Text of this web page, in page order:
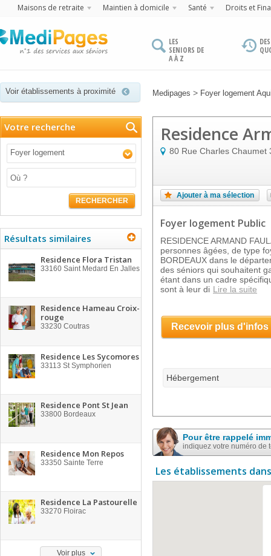
Maisons de retraite Maintien à domicile Santé Droits et
LES
SENIORS DE
A À Z
Voir établissements à proximité Medipages > Foyer logement
Votre recherche
Foyer logement
RECHERCHER
Résultats similaires
Residence Flora Tristan
33160 Saint Medard En Jalles
Residence Hameau Croix-
rouge
33230 Coutras
Residence Les Sycomores
33113 St Symphorien
Residence Pont St Jean
33800 Bordeaux
Residence Mon Repos
33350 Sainte Terre
Residence La Pastourelle
33270 Floirac
Voir plus
Residence
80 Rue Charles Chaumet
Ajouter à ma sélection
Foyer logement Public
RESIDENCE ARMAND
personnes âgées, de type
BORDEAUX dans le
des séniors qui souhaitent
étant dans un cadre
sont à leur di Lire la suite
Recevoir plus d'infos
Hébergement
Pour être rappelé
indiquez votre numéro de
Les établissements